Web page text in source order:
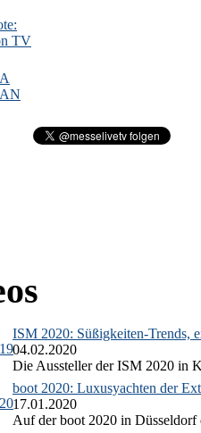
TV
ISM 2020: Süßigkeiten-Trends,
04.02.2020
Die Aussteller der ISM 2020 in
boot 2020: Luxusyachten der
17.01.2020
Auf der boot 2020 in Düsseldorf